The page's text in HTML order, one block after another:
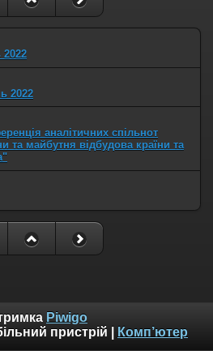
2022
2022
аналітичних спільнот
та майбутня відбудова країни та
Piwigo
пристрій Комп’ютер